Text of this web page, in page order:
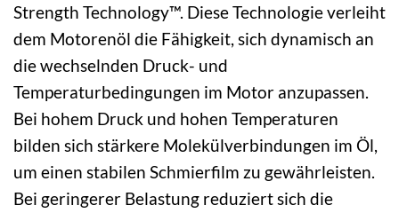
Strength Technology™. Diese Technologie verleiht
dem Motorenöl die Fähigkeit, sich dynamisch an
die wechselnden Druck- und
Temperaturbedingungen im Motor anzupassen.
Bei hohem Druck und hohen Temperaturen
bilden sich stärkere Molekülverbindungen im Öl,
um einen stabilen Schmierfilm zu gewährleisten.
Bei geringerer Belastung reduziert sich die